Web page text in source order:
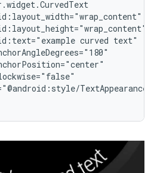
curved